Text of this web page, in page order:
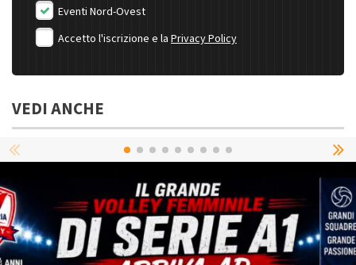
Eventi Nord-Ovest
Accetto l'iscrizione e la Privacy Policy
VEDI ANCHE